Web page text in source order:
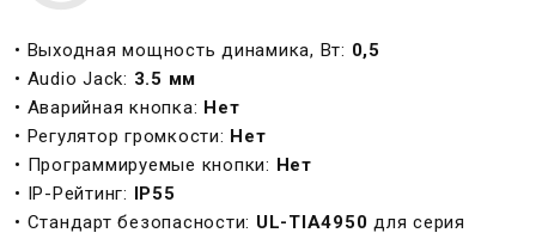
• Выходная мощность динамика, Вт: 0,5
• Audio Jack: 3.5 мм
• Аварийная кнопка: Нет
• Регулятор громкости: Нет
• Программируемые кнопки: Нет
• IP-Рейтинг: IP55
• Стандарт безопасности: UL-TIA4950 для серия